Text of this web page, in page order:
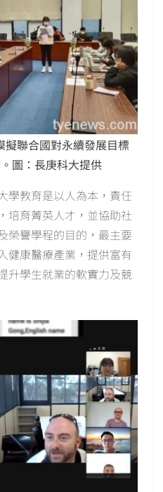
聯合國對永續發展目標
圖：長庚科大提供
學教育是以人為本，責任
培育菁英人才，並協助社
榮譽學程的目的，最主要
健康醫療產業，提供富有
升學生就業的軟實力及競